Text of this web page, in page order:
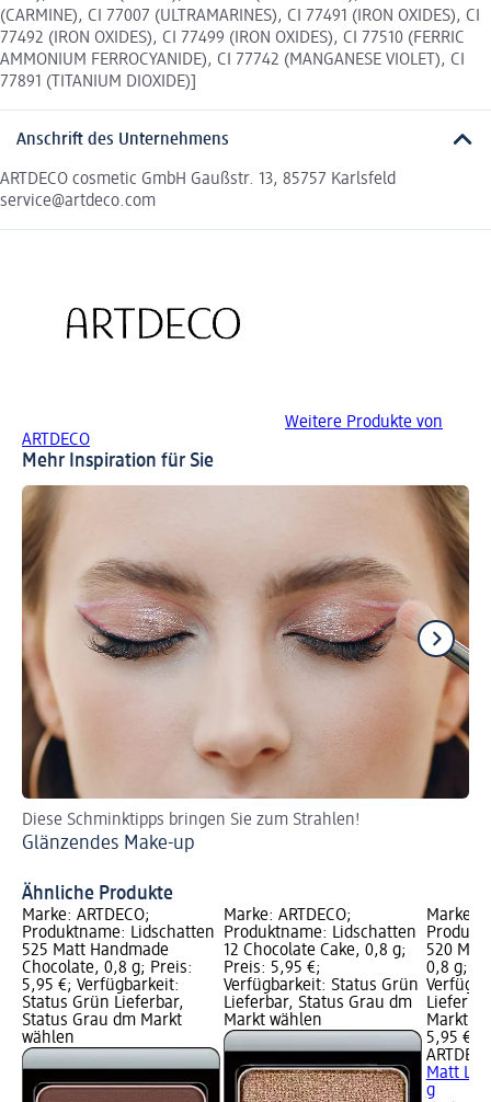
(CARMINE), CI 77007 (ULTRAMARINES), CI 77491 (IRON OXIDES), CI
77492 (IRON OXIDES), CI 77499 (IRON OXIDES), CI 77510 (FERRIC
AMMONIUM FERROCYANIDE), CI 77742 (MANGANESE VIOLET), CI
77891 (TITANIUM DIOXIDE)]
Anschrift des Unternehmens
ARTDECO cosmetic GmbH Gaußstr. 13, 85757 Karlsfeld
service@artdeco.com
Weitere Produkte von
ARTDECO
Mehr Inspiration für Sie
Diese Schminktipps bringen Sie zum Strahlen!
Glänzendes Make-up
Ähnliche Produkte
Marke: ARTDECO;
Produktname: Lidschatten
525 Matt Handmade
Chocolate, 0,8 g; Preis:
5,95 €; Verfügbarkeit:
Status Grün Lieferbar,
Status Grau dm Markt
wählen
Marke: ARTDECO;
Produktname: Lidschatten
12 Chocolate Cake, 0,8 g;
Preis: 5,95 €;
Verfügbarkeit: Status Grün
Lieferbar, Status Grau dm
Markt wählen
Marke:
520
0,8 g;
Markt
5,95 €
Matt
g